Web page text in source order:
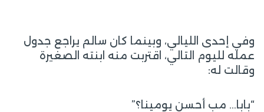
وفي إحدى الليالي، وبينما كان سالم يراجع جدول
عمله لليوم التالي، اقتربت منه ابنته الصغيرة
وقالت له:
“بابا… مب أحسن يومينا؟”